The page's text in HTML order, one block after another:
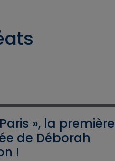
», la première
de Déborah
!